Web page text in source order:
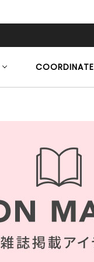
COORDINATE